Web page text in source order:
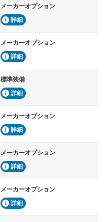
メーカーオプション
詳細
メーカーオプション
詳細
標準装備
詳細
メーカーオプション
詳細
メーカーオプション
詳細
メーカーオプション
詳細